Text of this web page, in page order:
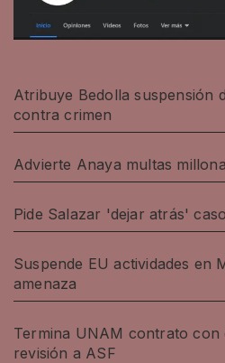
Atribuye Bedolla suspensión
contra crimen
Advierte Anaya multas
Pide Salazar 'dejar atrás'
Suspende EU actividades en
amenaza
Termina UNAM contrato con
revisión a ASF